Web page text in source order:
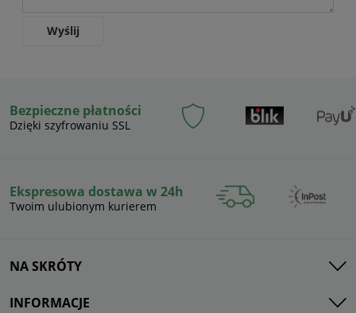
Wyślij
Bezpieczne płatności
Dzięki szyfrowaniu SSL
Ekspresowa dostawa w 24h
Twoim ulubionym kurierem
NA SKRÓTY
INFORMACJE